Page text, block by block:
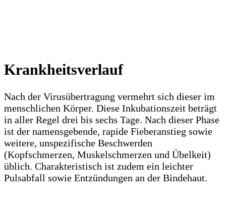
Krankheitsverlauf
Nach der Virusübertragung vermehrt sich dieser im
menschlichen Körper. Diese Inkubationszeit beträgt
in aller Regel drei bis sechs Tage. Nach dieser Phase
ist der namensgebende, rapide Fieberanstieg sowie
weitere, unspezifische Beschwerden
(Kopfschmerzen, Muskelschmerzen und Übelkeit)
üblich. Charakteristisch ist zudem ein leichter
Pulsabfall sowie Entzündungen an der Bindehaut.